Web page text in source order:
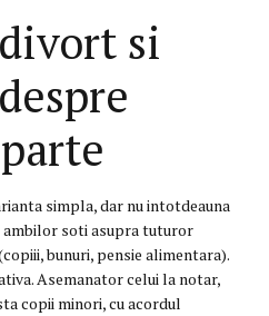
si
simpla, dar nu intotdeauna
ambilor soti asupra tuturor
bunuri, pensie alimentara).
Asemanator celui la notar,
copii minori, cu acordul